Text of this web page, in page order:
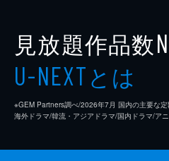
見放題作品数
U-NEXTとは
※GEM Partners調べ/2026年7⽉ 国内の主要な
海外ドラマ/韓流・アジアドラマ/国内ドラマ/ア